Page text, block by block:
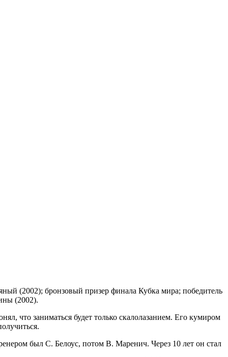
(2002); бронзовый призер финала Кубка мира; победитель
(2002).
что заниматься будет только скалолазанием. Его кумиром
был С. Белоус, потом В. Маренич. Через 10 лет он стал